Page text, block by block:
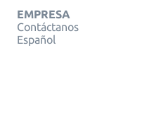
EMPRESA
Contáctanos
Español